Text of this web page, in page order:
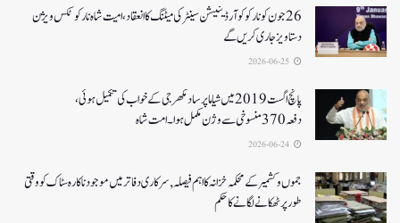
26جون کونارکو کوآرڈینیشن سینٹر کی میٹنگ کا انعقاد، امیت شاہ نارکوٹکس ویژن
دستاویز جاری کریں گے
پانچ اگست 2019میں شیاما پر ساد مکھرجی کے خواب کی تکمیل ہوئی،
دفعہ 370منسوخی سے وژن مکمل ہوا۔ امت شاہ
جموں و کشمیر کے محکمہ خزانہ کا اہم فیصلہ , سرکاری دفاتر میں موجود ناکارہ سٹاک کو وقتی
طور پر ٹھکانے لگانے کا حکم